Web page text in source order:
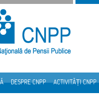
DESPRE CNPP ACTIVITĂȚI CNPP